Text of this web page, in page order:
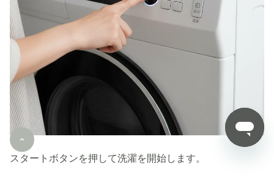
スタートボタンを押して洗濯を開始します。